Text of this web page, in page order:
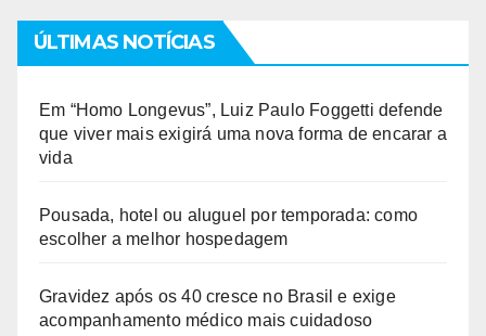
ÚLTIMAS NOTÍCIAS
Em “Homo Longevus”, Luiz Paulo Foggetti defende
que viver mais exigirá uma nova forma de encarar a
vida
Pousada, hotel ou aluguel por temporada: como
escolher a melhor hospedagem
Gravidez após os 40 cresce no Brasil e exige
acompanhamento médico mais cuidadoso